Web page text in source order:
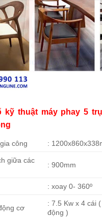
kỹ thuật máy phay 5
công :
giữa các
: 900mm
: xoay 0- 360º
cơ
: 7.5 Kw x 4 cái
động )